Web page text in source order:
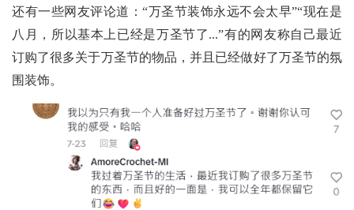
还有一些网友评论道：“万圣节装饰永远不会太早”“现在是
八月，所以基本上已经是万圣节了...”有的网友称自己最近
订购了很多关于万圣节的物品，并且已经做好了万圣节的氛
围装饰。